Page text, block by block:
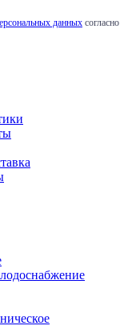
данных согласно